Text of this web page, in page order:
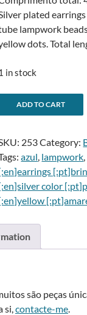
plated
lampwork
dots. Total
in stock
Brincos
-
Blue
and
tube
ADD TO CART
r
t
253Category:
azul, lampwork,
color
são peças
si, contacte-me